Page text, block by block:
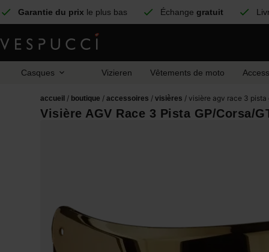
Garantie du prix le plus bas Échange gratuit
Casques Vizieren Vêtements de moto
accueil / boutique /accessoires /visières / visière agv race 3
Visière AGV Race 3 Pista GP/Corsa/